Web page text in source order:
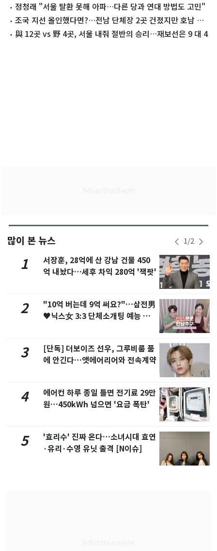
있었다
정청래 "서울 탈환 못해 아파…다른 당과 연대 방법도 고민"
조국 지선 올인했다면?…전남 단체장 2곳 건졌지만 호남 곳
곳 석패
與 12곳 vs 野 4곳, 서울 내줘 절반의 승리…재보선은 9 대 4
많이 본 뉴스 1/2
1
서장훈, 28억에 산 강남 건물 450
억 내놨다…세후 차익 280억 '잭팟'
2
"10억 버는데 9억 써요?"…삼전男
♥닉스女 3:3 단체소개팅 예능 화
3
[단독] 더보이즈 선우, 그루비룸 품
에 안긴다…앳에어리어와 전속계약
4
에어컨 하루 종일 틀면 전기료 29만
원…450kWh 넘으면 '요금 폭탄'
5
'효리수' 진짜 온다…소녀시대 효연
·유리·수영 유닛 출격 [N이슈]